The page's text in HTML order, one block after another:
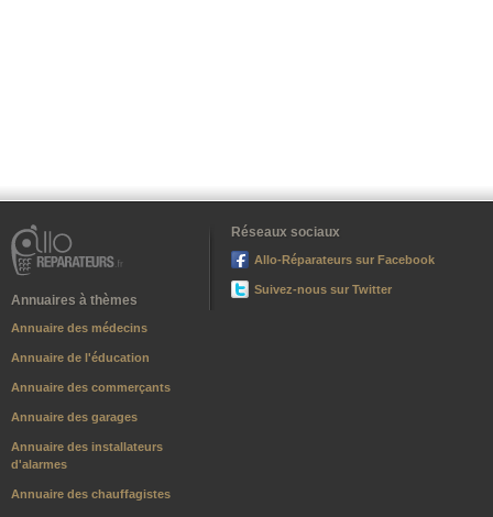
Annuaires à thèmes
Annuaire des médecins
Annuaire de l'éducation
Annuaire des commerçants
Annuaire des garages
Annuaire des installateurs
d'alarmes
Annuaire des chauffagistes
Réseaux sociaux
Allo-Réparateurs sur Facebook
Suivez-nous sur Twitter